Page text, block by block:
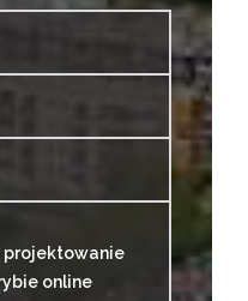
projektowanie
online